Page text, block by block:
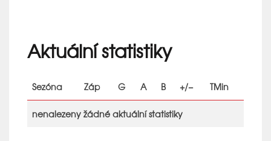
Aktuální statistiky
Sezóna Záp G A B +/− TMin
nenalezeny žádné aktuální statistiky